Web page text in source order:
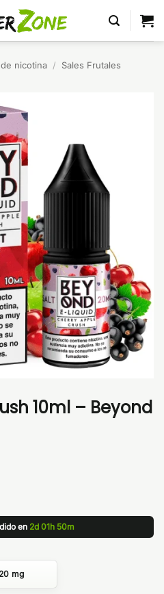
nicotina / Sales Frutales
10ml – Beyond
en 2d 01h 50m
20 mg